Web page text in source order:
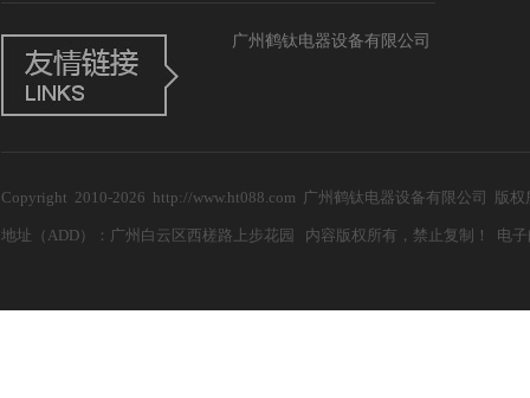
广州鹤钛电器设备有限公司
Copyright 2010-2026 http://www.ht088.com 广州鹤钛电器设备有限公司 版
地址（ADD）：广州白云区西槎路上步花园 内容版权所有，禁止复制！ 电